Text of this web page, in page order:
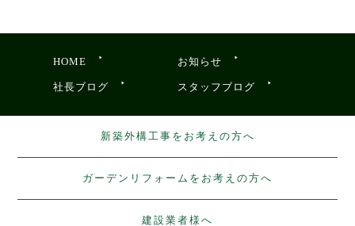
HOME お知らせ
社長ブログ スタッフブログ
新築外構工事をお考えの方へ
ガーデンリフォームをお考えの方へ
建設業者様へ